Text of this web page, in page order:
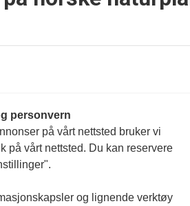
personvern
på vårt nettsted bruker vi
på vårt nettsted. Du kan reservere
og lignende verktøy